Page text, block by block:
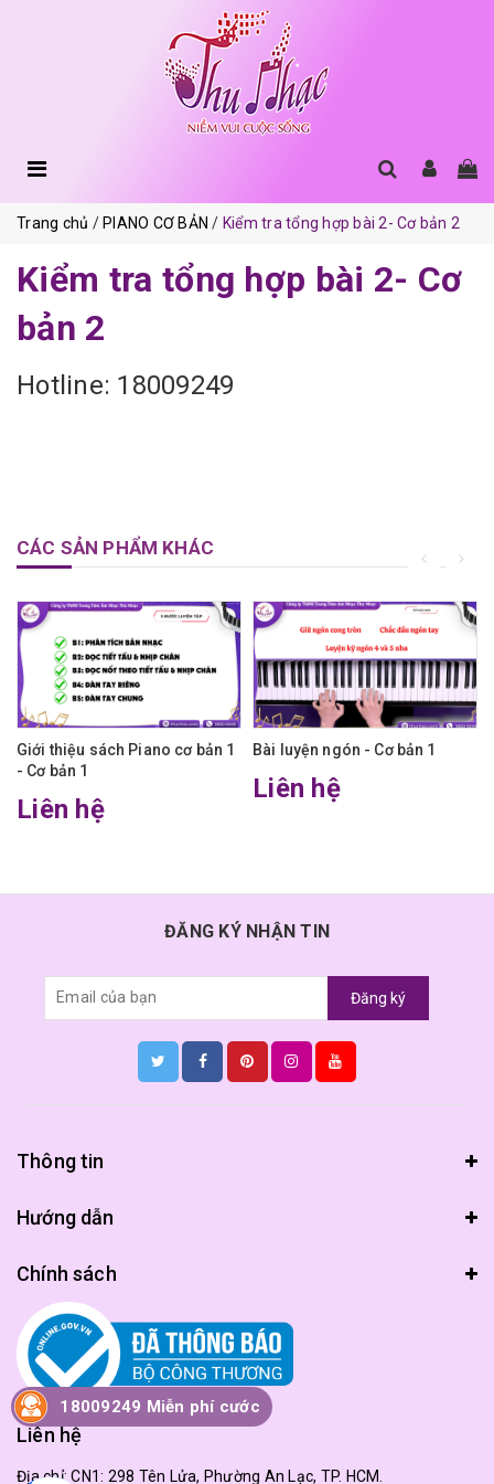
Trang chủ PIANO CƠ BẢN Kiểm tra tổng hợp bài 2- Cơ bản 2
Kiểm tra tổng hợp bài 2- Cơ
bản 2
Hotline: 18009249
CÁC SẢN PHẨM KHÁC
Giới thiệu sách Piano cơ bản 1
- Cơ bản 1
Liên hệ
Bài luyện ngón - Cơ bản 1
Liên hệ
ĐĂNG KÝ NHẬN TIN
Đăng ký
Thông tin
Hướng dẫn
Chính sách
Liên hệ
Địa chỉ:CN1: 298 Tên Lửa, Phường An Lạc, TP. HCM.
18009249 Miễn phí cước